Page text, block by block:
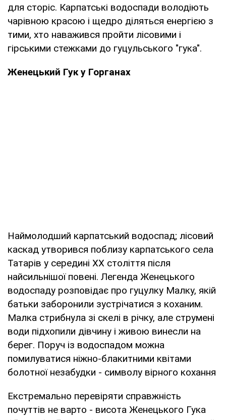
для сторіс. Карпатські водоспади володіють
чарівною красою і щедро діляться енергією з
тими, хто наважився пройти лісовими і
гірськими стежками до гуцульського "гука".
Женецький Гук у Горганах
Наймолодший карпатський водоспад; лісовий
каскад утворився поблизу карпатського села
Татарів у середині ХХ століття після
найсильнішої повені. Легенда Женецького
водоспаду розповідає про гуцулку Малку, якій
батьки заборонили зустрічатися з коханим.
Малка стрибнула зі скелі в річку, але струмені
води підхопили дівчину і живою винесли на
берег. Поруч із водоспадом можна
помилуватися ніжно-блакитними квітами
болотної незабудки - символу вірного кохання
Екстремально перевіряти справжність
почуттів не варто - висота Женецького Гука